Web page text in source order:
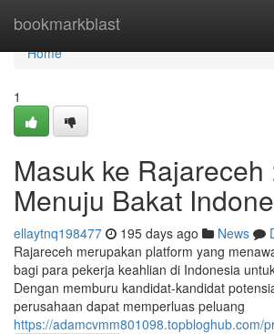
bookmarkblast
Home
Home
1
Masuk ke Rajareceh
Menuju Bakat
ellaytnq198477 195 days ago News
Rajareceh merupakan platform yang
bagi para pekerja keahlian di Indonesia
Dengan memburu kandidat-kandidat
perusahaan dapat memperluas peluang
https://adamcvmm801098.topbloghub.com/